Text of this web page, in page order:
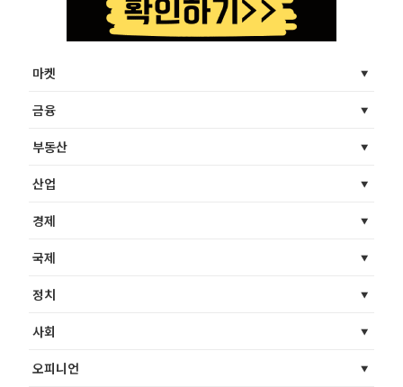
마켓
금융
부동산
산업
경제
국제
정치
사회
오피니언